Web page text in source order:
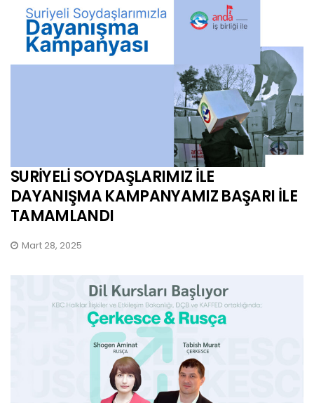
SURİYELİ SOYDAŞLARIMIZ İLE
DAYANIŞMA KAMPANYAMIZ BAŞARI İLE
TAMAMLANDI
Mart 28, 2025